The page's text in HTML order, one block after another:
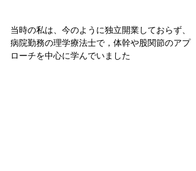
当時の私は、今のように独立開業しておらず、
病院勤務の理学療法士で，体幹や股関節のアプ
ローチを中心に学んでいました